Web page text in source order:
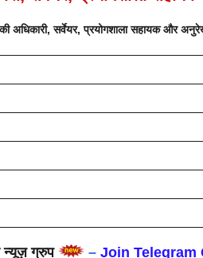
अधिकारी, सर्वेयर, प्रयोगशाला सहायक और
न्यूज़ ग्रुप – Join Telegram